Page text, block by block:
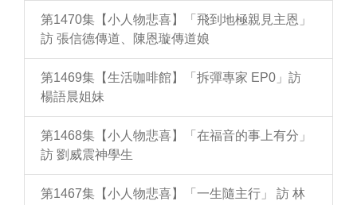
第1470集【小人物悲喜】「飛到地極親見主恩」
訪 張信德傳道、陳恩璇傳道娘
第1469集【生活咖啡館】「拆彈專家 EP0」訪
楊語晨姐妹
第1468集【小人物悲喜】「在福音的事上有分」
訪 劉威震神學生
第1467集【小人物悲喜】「一生隨主行」 訪 林